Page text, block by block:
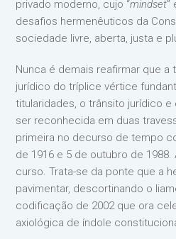
privado moderno, cujo “mindset”
desafios hermenêuticos da
sociedade livre, aberta, justa e
Nunca é demais reafirmar que
jurídico do tríplice vértice
titularidades, o trânsito jurídico
ser reconhecida em duas
primeira no decurso de tempo
de 1916 e 5 de outubro de
curso. Trata-se da ponte que a
pavimentar, descortinando o
codificação de 2002 que ora
axiológica de índole